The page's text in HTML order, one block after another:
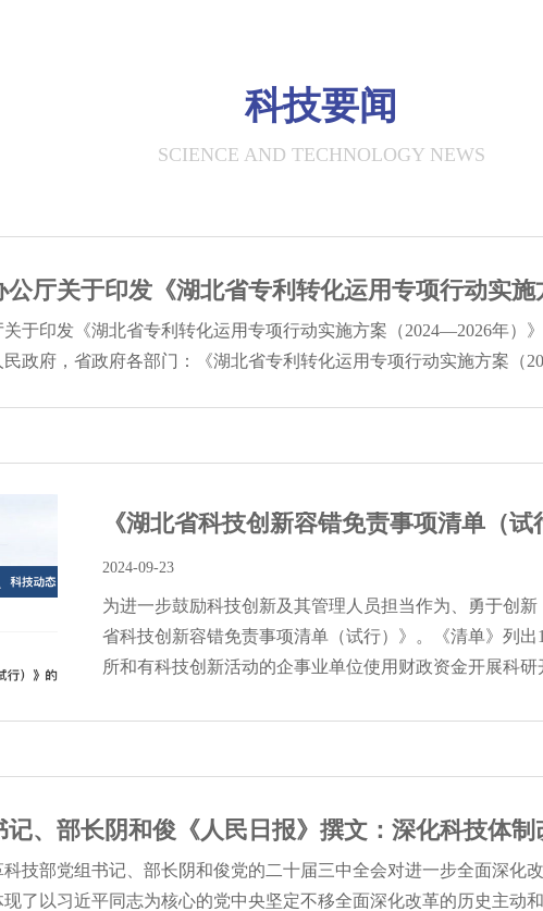
科技要闻
SCIENCE AND TECHNOLOGY NEWS
公厅关于印发《湖北省专利转化运用专项行动实
于印发《湖北省专利转化运用专项行动实施方案（2024—2026年）
政府，省政府各部门：《湖北省专利转化运用专项行动实施方案（
《湖北省科技创新容错免责事项清单（试
2024-09-23
为进一步鼓励科技创新及其管理人员担当作为、勇于创
省科技创新容错免责事项清单（试行）》。《清单》列
所和有科技创新活动的企事业单位使用财政资金开展科研
记、部长阴和俊《人民日报》撰文：深化科技体制
技部党组书记、部长阴和俊党的二十届三中全会对进一步全面深化
了以习近平同志为核心的党中央坚定不移全面深化改革的历史主动